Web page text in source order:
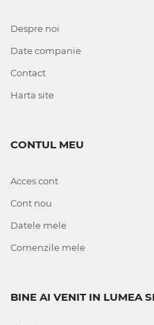
Despre noi
Date companie
Contact
Harta site
CONTUL MEU
Acces cont
Cont nou
Datele mele
Comenzile mele
BINE AI VENIT IN LUMEA